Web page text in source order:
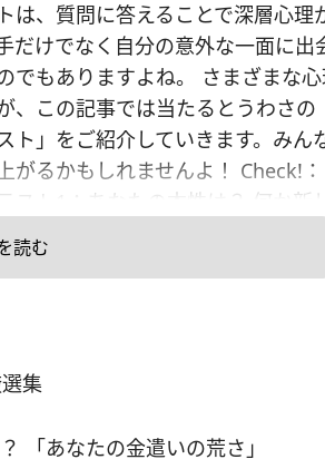
は、質問に答えることで深層心理
だけでなく自分の意外な一面に出
でもありますよね。 さまざまな
、この記事では当たるとうわさの
ト」をご紹介していきます。みん
がるかもしれませんよ！ Check!
スト1：あなたの本性は？ 何か新
、次のうちどれ？ A. ダンス B. 料
答えをチェック Aの「ダンス」を選
隠しているからかもしれません。
たいという思いが働き、自分より
読む
集
「あなたの金遣いの荒さ」